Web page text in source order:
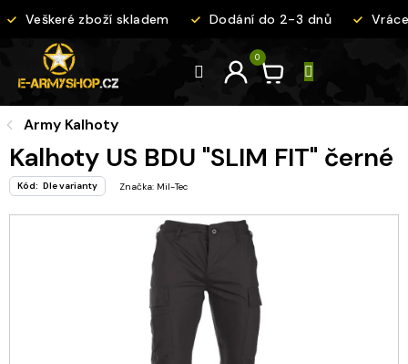
na
Veškeré zboží skladem Dodání do 2-3 dnů
Army Kalhoty
Kalhoty US BDU "SLIM FIT" černé
Kód: Dle varianty Značka: Mil-Tec